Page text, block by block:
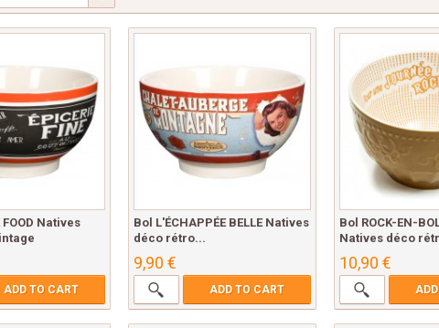
FOOD Natives
ADD TO CART
Bol L'ÉCHAPPÉE BELLE Natives
déco rétro...
9,90 €
ADD TO CART
Bol ROCK-EN-
Natives déco
10,90 €